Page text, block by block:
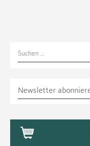
Suchen
nach: